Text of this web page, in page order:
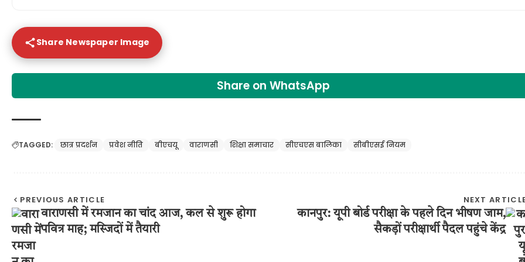
Share Newspaper Image
Share on WhatsApp
TAGGED: छात्र प्रदर्शन प्रवेश नीति बीएचयू वाराणसी शिक्षा समाचार सीएचएस बालिका सीबीएसई नियम
PREVIOUS ARTICLE
वाराणसी में रमजान का चांद आज, कल से शुरू होगा
पवित्र माह; मस्जिदों में तैयारी
NEXT
कानपुर: यूपी बोर्ड परीक्षा के पहले दिन भीषण जाम,
सैकड़ों परीक्षार्थी पैदल पहुंचे केंद्र